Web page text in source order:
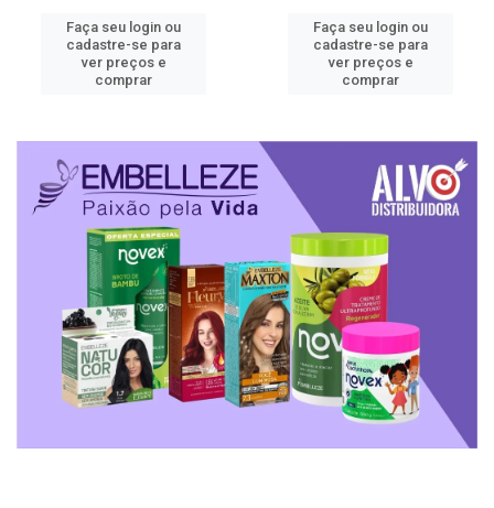
Faça seu login ou
cadastre-se para
ver preços e
comprar
Faça seu login ou
cadastre-se para
ver preços e
comprar